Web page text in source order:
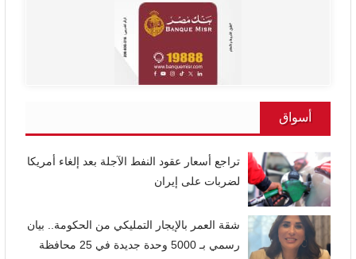
أسواق
تراجع أسعار عقود النفط الآجلة بعد إلغاء أمريكا
لضربات على إيران
شقة العمر بالإيجار التمليكي من الحكومة.. بيان
رسمي بـ 5000 وحدة جديدة في 25 محافظة